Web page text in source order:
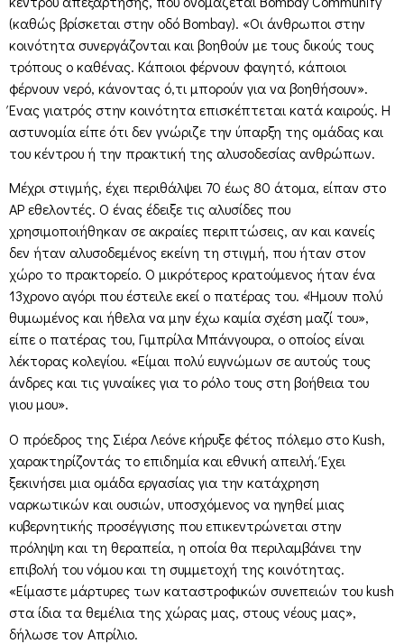
(καθώς βρίσκεται στην οδό Bombay). «Οι άνθρωποι στην
κοινότητα συνεργάζονται και βοηθούν με τους δικούς τους
τρόπους ο καθένας. Κάποιοι φέρνουν φαγητό, κάποιοι
φέρνουν νερό, κάνοντας ό,τι μπορούν για να βοηθήσουν».
Ένας γιατρός στην κοινότητα επισκέπτεται κατά καιρούς. Η
αστυνομία είπε ότι δεν γνώριζε την ύπαρξη της ομάδας και
του κέντρου ή την πρακτική της αλυσοδεσίας ανθρώπων.
Μέχρι στιγμής, έχει περιθάλψει 70 έως 80 άτομα, είπαν στο
AP εθελοντές. Ο ένας έδειξε τις αλυσίδες που
χρησιμοποιήθηκαν σε ακραίες περιπτώσεις, αν και κανείς
δεν ήταν αλυσοδεμένος εκείνη τη στιγμή, που ήταν στον
χώρο το πρακτορείο. Ο μικρότερος κρατούμενος ήταν ένα
13χρονο αγόρι που έστειλε εκεί ο πατέρας του. «Ήμουν πολύ
θυμωμένος και ήθελα να μην έχω καμία σχέση μαζί του»,
είπε ο πατέρας του, Γιμπρίλα Μπάνγουρα, ο οποίος είναι
λέκτορας κολεγίου. «Είμαι πολύ ευγνώμων σε αυτούς τους
άνδρες και τις γυναίκες για το ρόλο τους στη βοήθεια του
γιου μου».
Ο πρόεδρος της Σιέρα Λεόνε κήρυξε φέτος πόλεμο στο Kush,
χαρακτηρίζοντάς το επιδημία και εθνική απειλή. Έχει
ξεκινήσει μια ομάδα εργασίας για την κατάχρηση
ναρκωτικών και ουσιών, υποσχόμενος να ηγηθεί μιας
κυβερνητικής προσέγγισης που επικεντρώνεται στην
πρόληψη και τη θεραπεία, η οποία θα περιλαμβάνει την
επιβολή του νόμου και τη συμμετοχή της κοινότητας.
«Είμαστε μάρτυρες των καταστροφικών συνεπειών του kush
στα ίδια τα θεμέλια της χώρας μας, στους νέους μας»,
δήλωσε τον Απρίλιο.